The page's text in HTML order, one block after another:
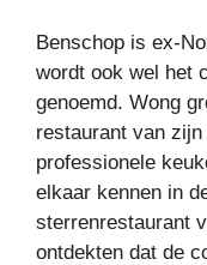
Benschop is ex-
wordt ook wel het
genoemd. Wong
restaurant van
professionele
elkaar kennen in
sterrenrestaurant
ontdekten dat de